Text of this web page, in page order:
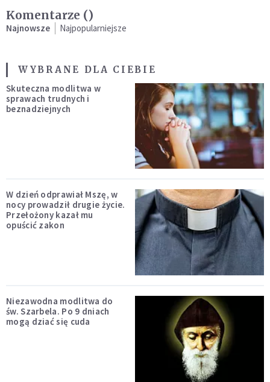
Komentarze ()
Najnowsze Najpopularniejsze
WYBRANE DLA CIEBIE
Skuteczna modlitwa w
sprawach trudnych i
beznadziejnych
W dzień odprawiał Mszę, w
nocy prowadził drugie życie.
Przełożony kazał mu
opuścić zakon
Niezawodna modlitwa do
św. Szarbela. Po 9 dniach
mogą dziać się cuda